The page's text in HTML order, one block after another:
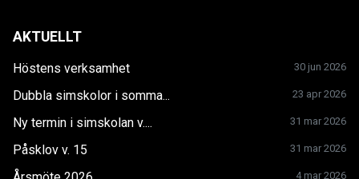
AKTUELLT
Höstens verksamhet 30 jun 2026
Dubbla simskolor i somma... 23 apr 2026
Ny termin i simskolan v.... 31 mar 2026
Påsklov v. 15 31 mar 2026
4 mar 2026